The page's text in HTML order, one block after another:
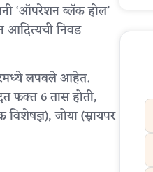
increase
volume.
‘ऑपरेशन ब्लॅक होल’
आदित्यची निवड
लपवले आहेत.
फक्त 6 तास होती,
जोया (स्नायपर